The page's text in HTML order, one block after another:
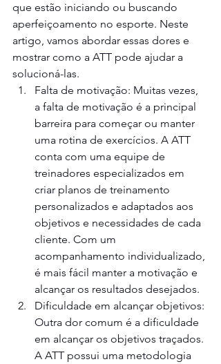
que estão iniciando ou buscando
aperfeiçoamento no esporte. Neste
artigo, vamos abordar essas dores e
mostrar como a ATT pode ajudar a
solucioná-las.
Falta de motivação: Muitas vezes,
a falta de motivação é a principal
barreira para começar ou manter
uma rotina de exercícios. A ATT
conta com uma equipe de
treinadores especializados em
criar planos de treinamento
personalizados e adaptados aos
objetivos e necessidades de cada
cliente. Com um
acompanhamento individualizado,
é mais fácil manter a motivação e
alcançar os resultados desejados.
Dificuldade em alcançar objetivos:
Outra dor comum é a dificuldade
em alcançar os objetivos traçados.
A ATT possui uma metodologia